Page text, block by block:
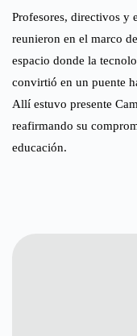
Profesores, directivos y
reunieron en el marco
espacio donde la
convirtió en un puente
Allí estuvo presente
reafirmando su
educación.